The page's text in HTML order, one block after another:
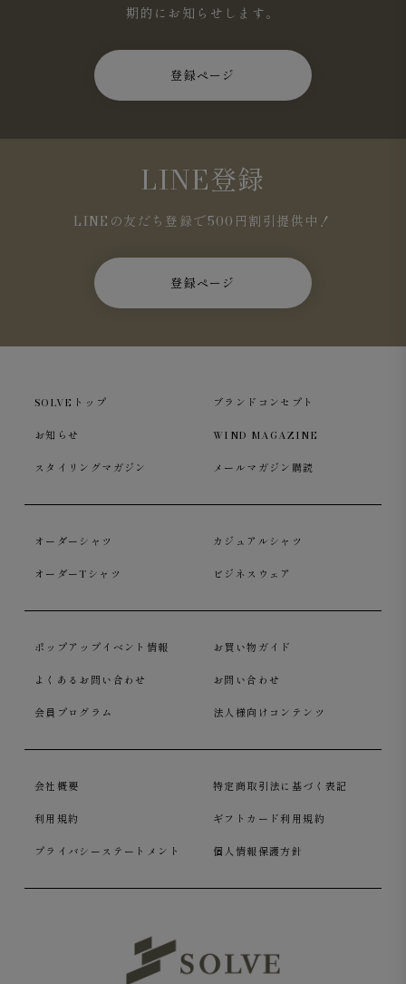
期的にお知らせします。
登録ページ
LINE登録
LINEの友だち登録で500円割引提供中！
登録ページ
SOLVEトップ ブランドコンセプト
お知らせ WIND MAGAZINE
スタイリングマガジン メールマガジン購読
オーダーシャツ カジュアルシャツ
オーダーTシャツ ビジネスウェア
ポップアップイベント情報 お買い物ガイド
よくあるお問い合わせ お問い合わせ
会員プログラム 法人様向けコンテンツ
会社概要 特定商取引法に基づく表記
利用規約 ギフトカード利用規約
プライバシーステートメント 個人情報保護方針